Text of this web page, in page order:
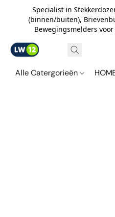
Specialist in
(binnen/buiten),
Bewegingsmelders
Alle Catergorieën